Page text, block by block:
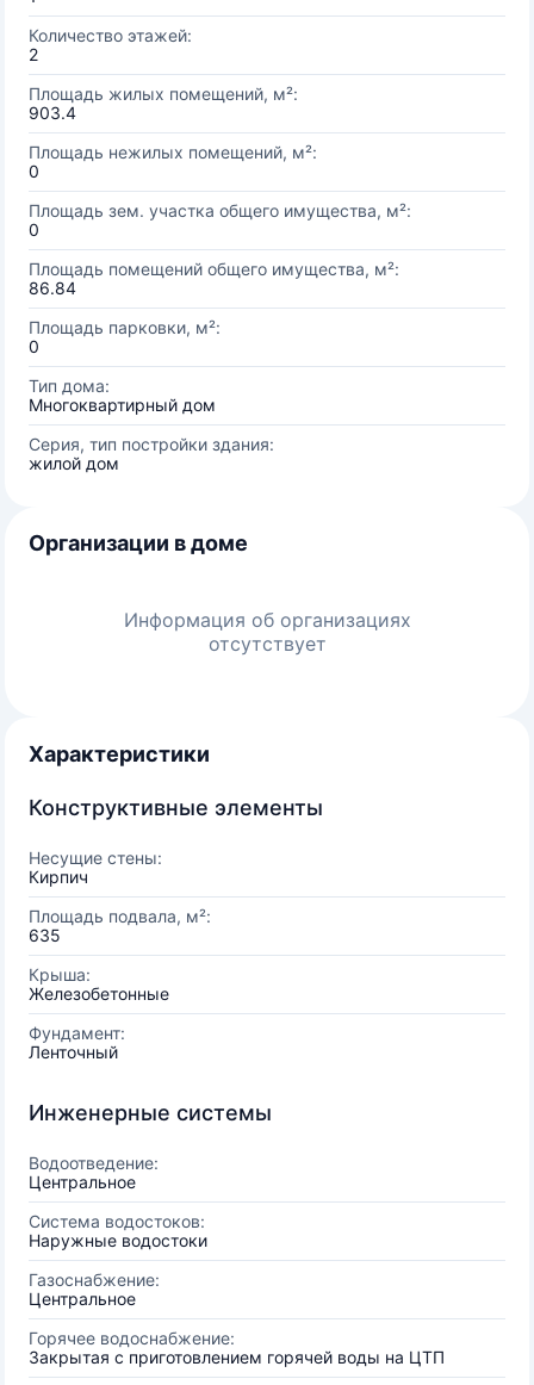
Количество этажей:
2
Площадь жилых помещений, м²:
903.4
Площадь нежилых помещений, м²:
0
Площадь зем. участка общего имущества, м²:
0
Площадь помещений общего имущества, м²:
86.84
Площадь парковки, м²:
0
Тип дома:
Многоквартирный дом
Серия, тип постройки здания:
жилой дом
Организации в доме
Информация об организациях
отсутствует
Характеристики
Конструктивные элементы
Несущие стены:
Кирпич
Площадь подвала, м²:
635
Крыша:
Железобетонные
Фундамент:
Ленточный
Инженерные системы
Водоотведение:
Центральное
Система водостоков:
Наружные водостоки
Газоснабжение:
Центральное
Горячее водоснабжение:
Закрытая с приготовлением горячей воды на ЦТП